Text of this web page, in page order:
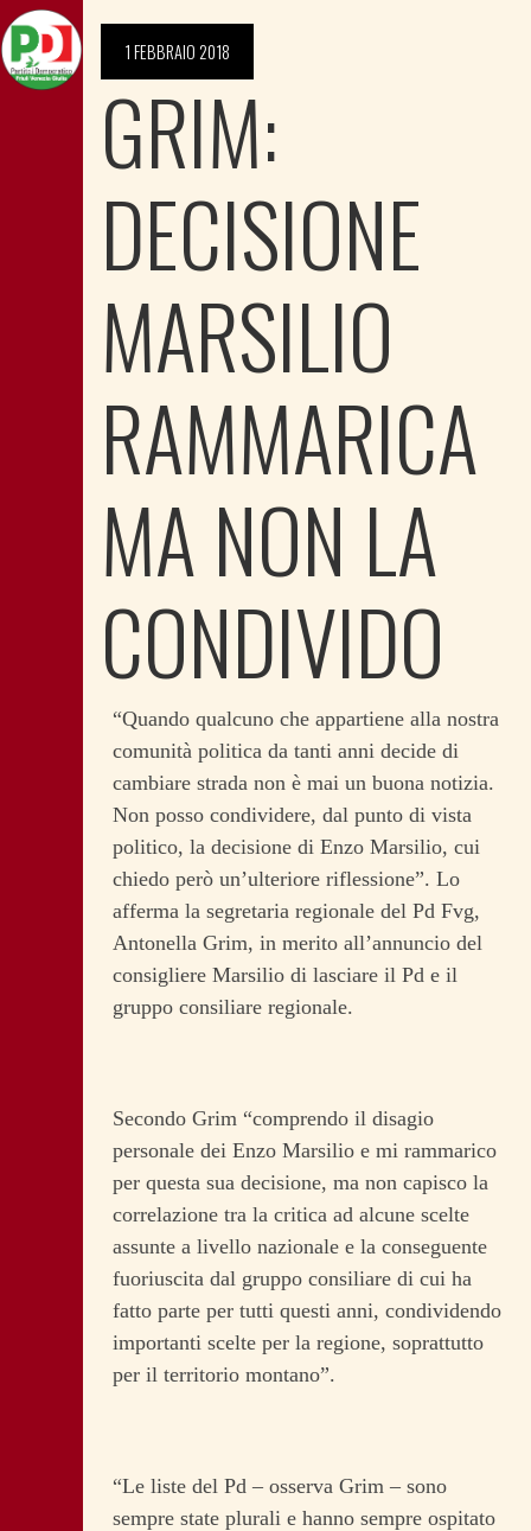
1 FEBBRAIO 2018
GRIM:
DECISIONE
MARSILIO
RAMMARICA
MA NON LA
CONDIVIDO
“Quando qualcuno che appartiene alla nostra
comunità politica da tanti anni decide di
cambiare strada non è mai un buona notizia.
Non posso condividere, dal punto di vista
politico, la decisione di Enzo Marsilio, cui
chiedo però un’ulteriore riflessione”. Lo
afferma la segretaria regionale del Pd Fvg,
Antonella Grim, in merito all’annuncio del
consigliere Marsilio di lasciare il Pd e il
gruppo consiliare regionale.
Secondo Grim “comprendo il disagio
personale dei Enzo Marsilio e mi rammarico
per questa sua decisione, ma non capisco la
correlazione tra la critica ad alcune scelte
assunte a livello nazionale e la conseguente
fuoriuscita dal gruppo consiliare di cui ha
fatto parte per tutti questi anni, condividendo
importanti scelte per la regione, soprattutto
per il territorio montano”.
“Le liste del Pd – osserva Grim – sono
sempre state plurali e hanno sempre ospitato